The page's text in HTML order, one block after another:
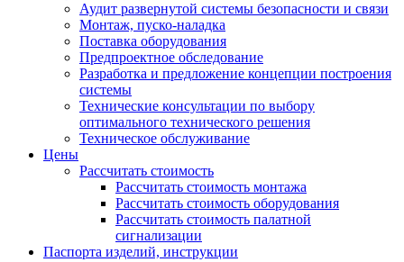
Аудит развернутой системы безопасности и связи
Монтаж, пуско-наладка
Поставка оборудования
Предпроектное обследование
Разработка и предложение концепции построения
системы
Технические консультации по выбору
оптимального технического решения
Техническое обслуживание
Цены
Рассчитать стоимость
Рассчитать стоимость монтажа
Рассчитать стоимость оборудования
Рассчитать стоимость палатной
сигнализации
Паспорта изделий, инструкции